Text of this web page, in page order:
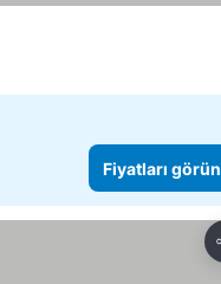
Fiyatları görün